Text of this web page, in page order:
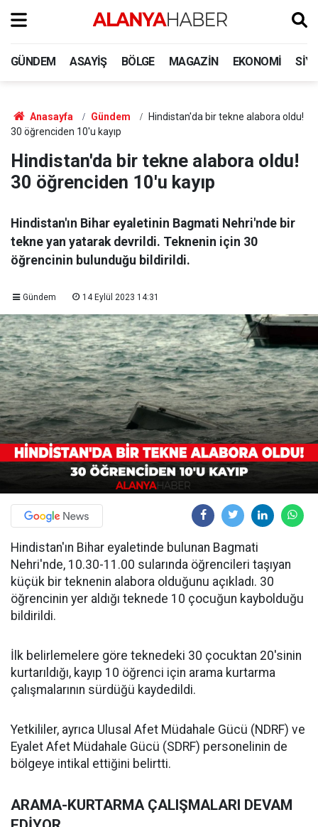
GÜNDEM ASAYIŞ BÖLGE MAGAZIN EKONOMI
Anasayfa Gündem
Hindistan'da bir tekne alabora oldu!
30 öğrenciden 10'u kayıp
Hindistan'da bir tekne alabora oldu!
30 öğrenciden 10'u kayıp
Hindistan'ın Bihar eyaletinin Bagmati Nehri'nde bir
tekne yan yatarak devrildi. Teknenin için 30
öğrencinin bulunduğu bildirildi.
Gündem 14 Eylül 2023 14:31
Hindistan'ın Bihar eyaletinde bulunan Bagmati
Nehri'nde, 10.30-11.00 sularında öğrencileri taşıyan
küçük bir teknenin alabora olduğunu açıkladı. 30
öğrencinin yer aldığı teknede 10 çocuğun kaybolduğu
bildirildi.
İlk belirlemelere göre teknedeki 30 çocuktan 20'sinin
kurtarıldığı, kayıp 10 öğrenci için arama kurtarma
çalışmalarının sürdüğü kaydedildi.
Yetkililer, ayrıca Ulusal Afet Müdahale Gücü (NDRF) ve
Eyalet Afet Müdahale Gücü (SDRF) personelinin de
bölgeye intikal ettiğini belirtti.
ARAMA-KURTARMA ÇALIŞMALARI DEVAM